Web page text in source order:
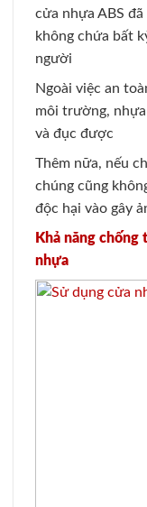
cửa nhựa ABS
không chứa bất
người
Ngoài việc an
môi trường, nhựa
và đục được
Thêm nữa, nếu
chúng cũng
độc hại vào gây
Khả năng chống
nhựa